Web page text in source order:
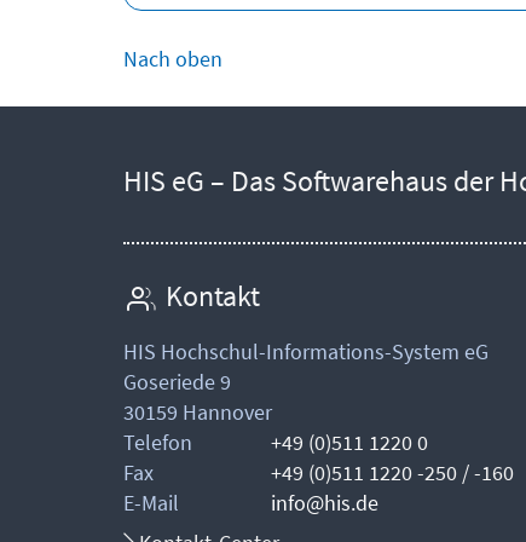
Nach oben
HIS eG – Das Softwarehaus der
Kontakt
HIS Hochschul-Informations-System eG
Goseriede 9
30159 Hannover
Telefon
+49 (0)511 1220 0
Fax
+49 (0)511 1220 -250 / -160
E-Mail
info@his.de